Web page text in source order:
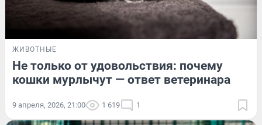
ЖИВОТНЫЕ
Не только от удовольствия: почему
кошки мурлычут — ответ ветеринара
9 апреля, 2026, 21:00 1 619 1